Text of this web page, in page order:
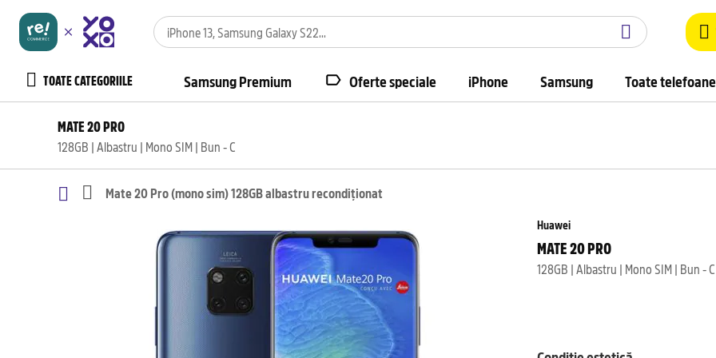
TOATE CATEGORIILE Samsung Premium Oferte speciale iPhone Samsung Toate
MATE 20 PRO
128GB | Albastru | Mono SIM | Bun - C
Mate 20 Pro (mono sim) 128GB albastru recondiționat
Huawei
MATE 20 PRO
128GB | Albastru | Mono SIM | Bun - C